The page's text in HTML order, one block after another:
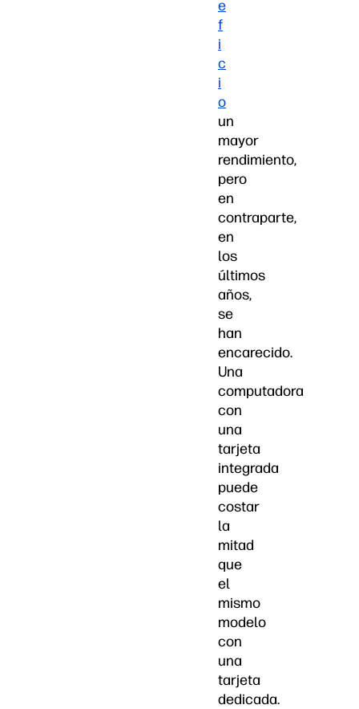
e
f
i
c
i
o
un
mayor
rendimiento,
pero
en
contraparte,
en
los
últimos
años,
se
han
encarecido.
Una
computadora
con
una
tarjeta
integrada
puede
costar
la
mitad
que
el
mismo
modelo
con
una
tarjeta
dedicada.